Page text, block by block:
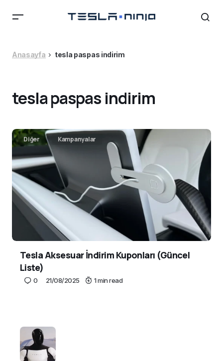
Anasayfa tesla paspas indirim
tesla paspas indirim
Diğer Kampanyalar
Tesla Aksesuar İndirim Kuponları (Güncel
Liste)
0 21/08/2025 1 min read